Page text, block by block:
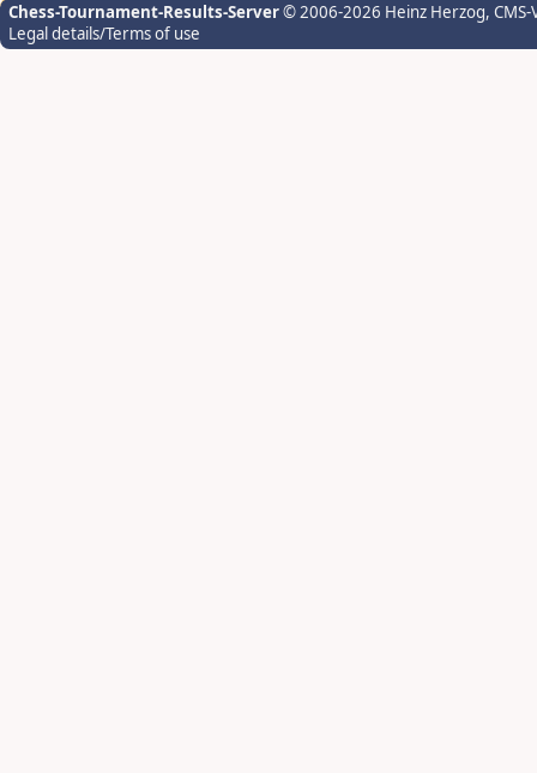
Chess-Tournament-Results-Server© 2006-2026 Heinz Herzog,
Legal details/Terms of use